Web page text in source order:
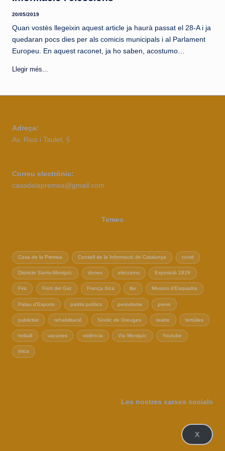
20/05/2019
Quan vostès llegeixin aquest article ja haurà passat el 28-A i ja
quedaran pocs dies per als comicis municipals i al Parlament
Europeu. En aquest raconet, ja ho saben, acostumo…
Llegir més...
Adreça:
Av. Rius i Taulet, 5
Correu electrònic:
casadelapremsa@gmail.com
Temes
Casa de la Premsa Consell de la Informació de Catalunya covid
Districte Sants-Montjuïc dones eleccions Exposició 1929
Fira Font del Gat França Xica llar Mossos d'Esquadra
Palau d'Esports partits polítics periodisme premi
publicitat rehabilitació Síndic de Greuges teatre tertúlies
treball vacunes violència Viu Montjuïc Youtube
ètica
Les nostres xarxes socials
X